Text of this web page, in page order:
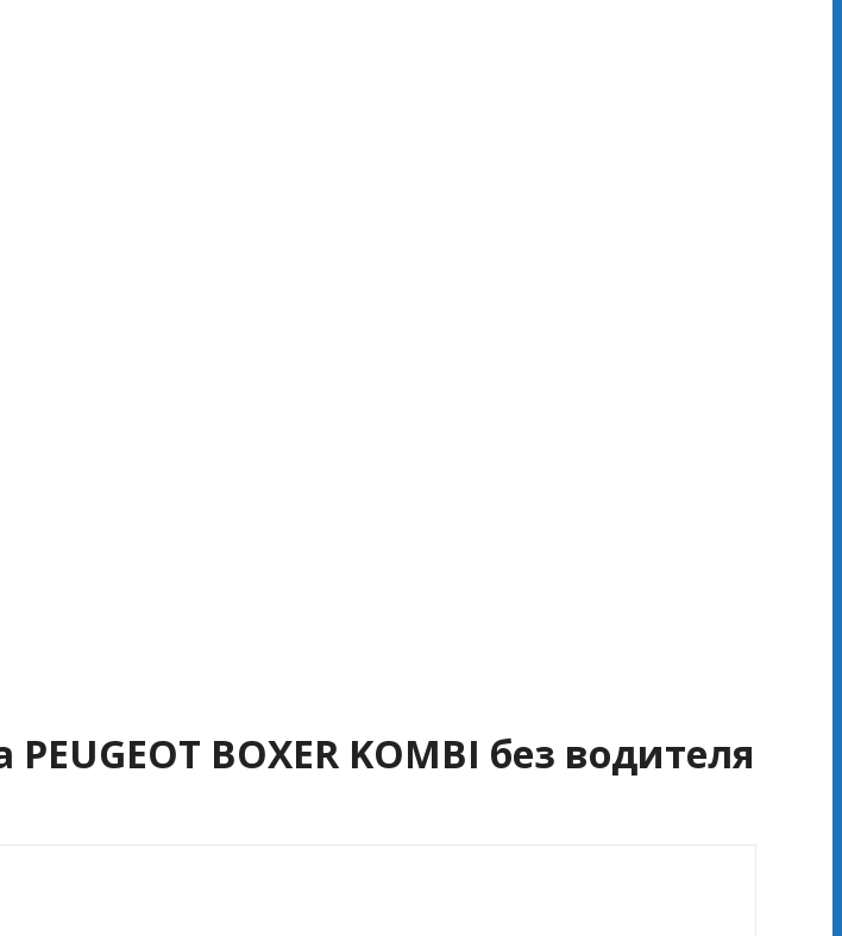
BOXER KOMBI без водителя